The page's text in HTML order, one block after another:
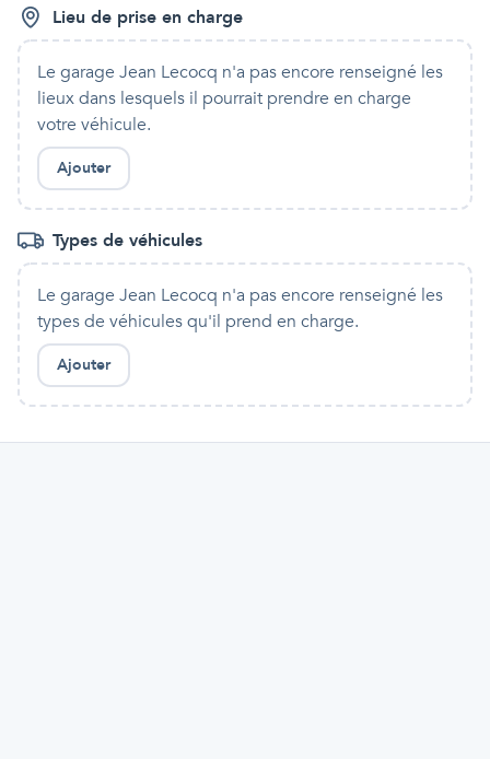
Lieu de prise en charge
Le garage Jean Lecocq n'a pas encore renseigné les
lieux dans lesquels il pourrait prendre en charge
votre véhicule.
Ajouter
Types de véhicules
Le garage Jean Lecocq n'a pas encore renseigné les
types de véhicules qu'il prend en charge.
Ajouter